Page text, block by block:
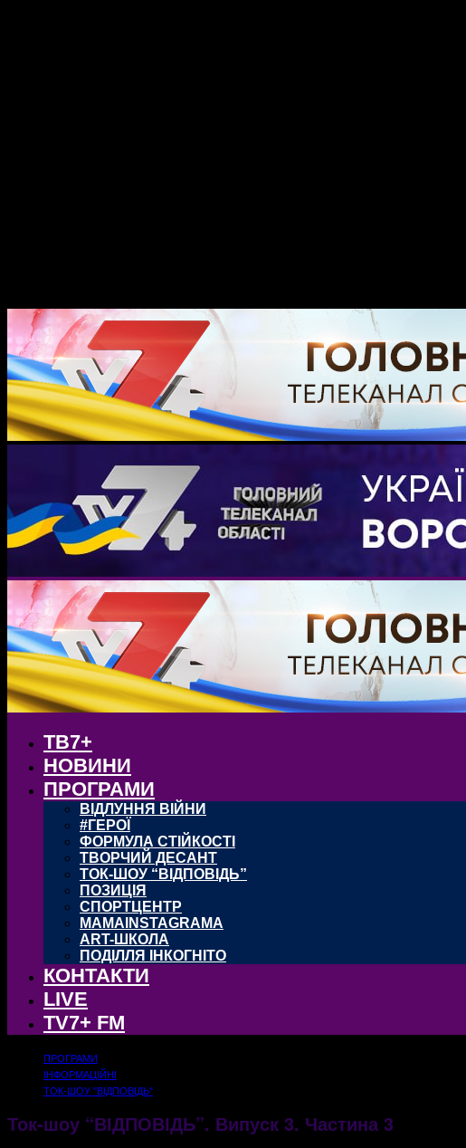
ТВ7+
НОВИНИ
ПРОГРАМИ
ВІДЛУННЯ ВІЙНИ
#ГЕРОЇ
ФОРМУЛА СТІЙКОСТІ
ТВОРЧИЙ ДЕСАНТ
ТОК-ШОУ “ВІДПОВІДЬ”
ПОЗИЦІЯ
СПОРТЦЕНТР
MAMAINSTAGRAMA
ART-ШКОЛА
ПОДІЛЛЯ ІНКОГНІТО
КОНТАКТИ
LIVE
TV7+ FM
ПРОГРАМИ
ІНФОРМАЦІЙНІ
ТОК-ШОУ "ВІДПОВІДЬ"
Ток-шоу “ВІДПОВІДЬ”. Випуск 3. Частина 3